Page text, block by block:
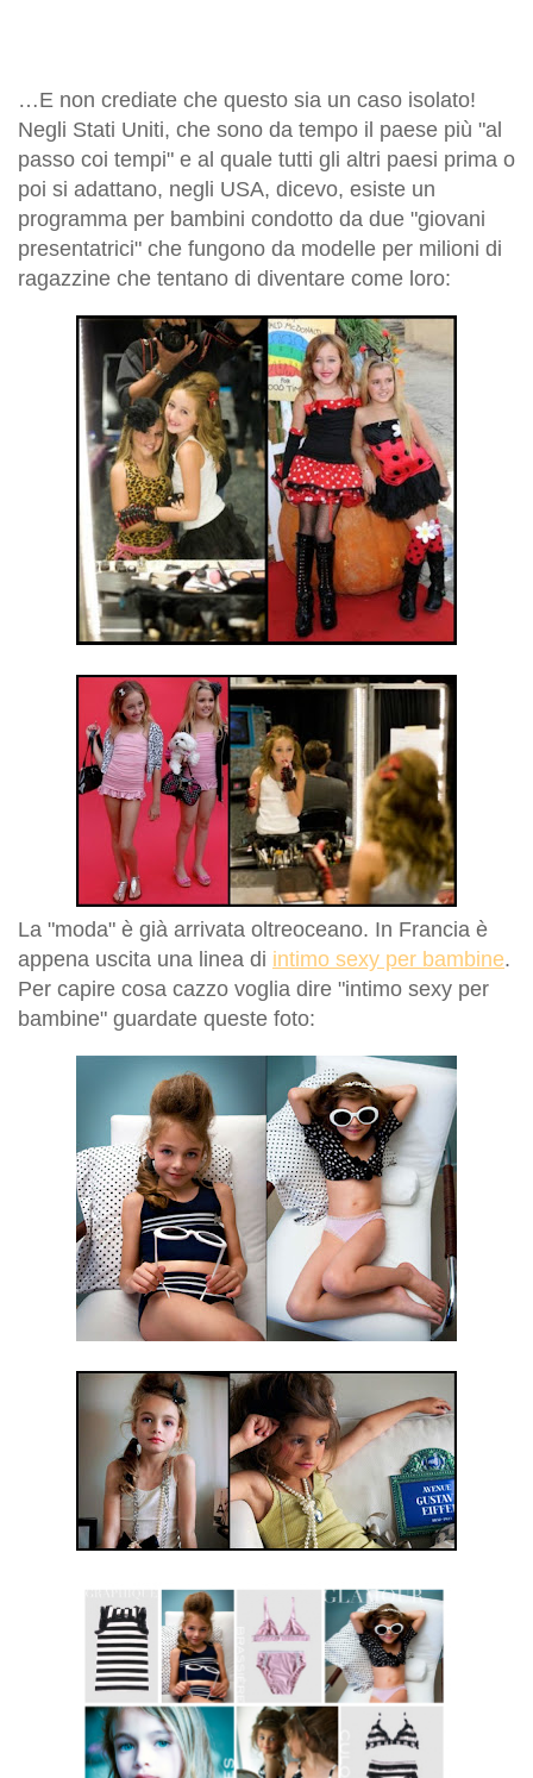
…E non crediate che questo sia un caso isolato!
Negli Stati Uniti, che sono da tempo il paese più "al
passo coi tempi" e al quale tutti gli altri paesi prima o
poi si adattano, negli USA, dicevo, esiste un
programma per bambini condotto da due "giovani
presentatrici" che fungono da modelle per milioni di
ragazzine che tentano di diventare come loro:
La "moda" è già arrivata oltreoceano. In Francia è
appena uscita una linea di intimo sexy per bambine.
Per capire cosa cazzo voglia dire "intimo sexy per
bambine" guardate queste foto: